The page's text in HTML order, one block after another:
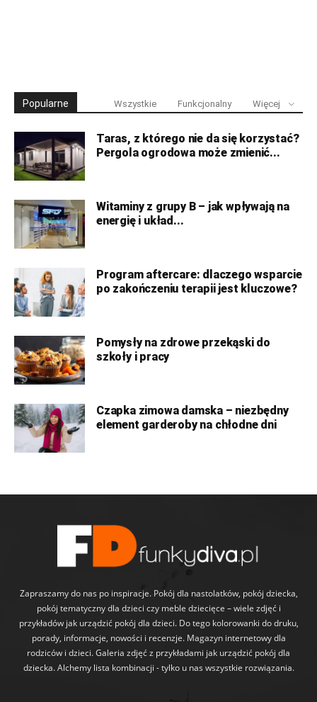
Popularne Wszystkie Funkcjonalny Więcej
Taras, z którego nie da się korzystać?
Pergola ogrodowa może zmienić...
Witaminy z grupy B – jak wpływają na
energię i układ...
Program aftercare: dlaczego wsparcie
po zakończeniu terapii jest kluczowe?
Pomysły na zdrowe przekąski do
szkoły i pracy
Czapka zimowa damska – niezbędny
element garderoby na chłodne dni
Zapraszamy do nas po inspiracje. Pokój dla nastolatków, pokój dziecka,
pokój tematyczny dla dzieci czy meble dziecięce – wiele zdjęć i
przykładów jak urządzić pokój dla dzieci. Do tego kolorowanki do druku,
porady, informacje, nowości i recenzje. Magazyn internetowy dla
rodziców i dzieci. Galeria zdjęć z przykładami jak urządzić pokój dla
dziecka. Alchemy lista kombinacji - tylko u nas wszystkie rozwiązania.